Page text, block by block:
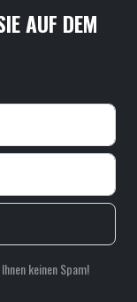
AUF DEM
keinen Spam!